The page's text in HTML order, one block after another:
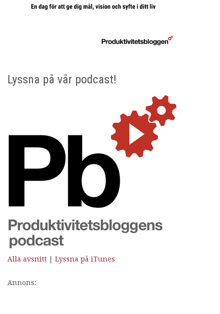
Lyssna på vår podcast!
Alla avsnitt Lyssna på iTunes
Annons: